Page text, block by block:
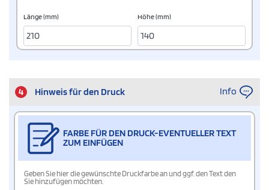
Länge (mm) Höhe (mm)
4 Hinweis für den Druck Info
FARBE FÜR DEN DRUCK-EVENTUELLER TEXT
ZUM EINFÜGEN
Geben Sie hier die gewünschte Druckfarbe an und ggf. den Text den
Sie hinzufügen möchten.